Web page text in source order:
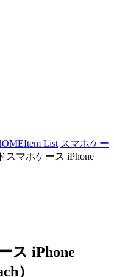
Item List スマホケー
スマホケース iPhone
ス iPhone
）